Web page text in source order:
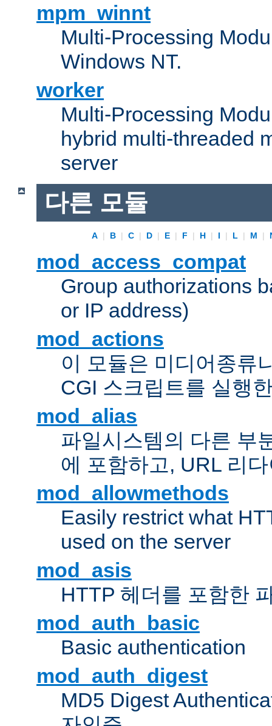
mpm_winnt
Multi-Processing
Windows NT.
worker
Multi-Processing
hybrid multi-threaded
server
다른 모듈
A | B | C | D | E | F | H | I | L | M |
mod_access_compat
Group authorizations
or IP address)
mod_actions
이 모듈은 미디어종류
CGI 스크립트를 실행
mod_alias
파일시스템의 다른 부
에 포함하고, URL 리
mod_allowmethods
Easily restrict what
used on the server
mod_asis
HTTP 헤더를 포함한
mod_auth_basic
Basic authentication
mod_auth_digest
MD5 Digest